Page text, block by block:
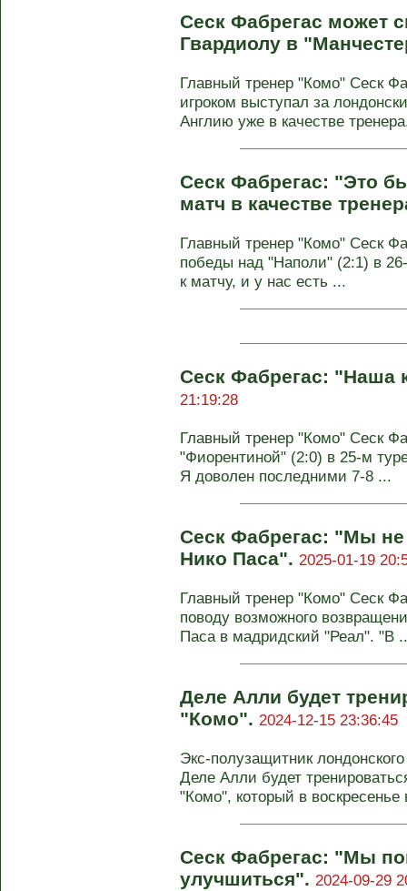
Сеск Фабрегас может
Гвардиолу в
Главный тренер "Комо" Сеск
игроком выступал за
Англию уже в качестве
Сеск Фабрегас: "Это
матч в качестве
Главный тренер "Комо" Сеск
победы над "Наполи" (2:1) в
к матчу, и у нас есть ...
Сеск Фабрегас: "Наша
21:19:28
Главный тренер "Комо" Сеск
"Фиорентиной" (2:0) в 25-м
Я доволен последними 7-8 ...
Сеск Фабрегас: "Мы
Нико Паса". 2025-01-19
Главный тренер "Комо" Сеск
поводу возможного
Паса в мадридский "Реал". "В
Деле Алли будет
"Комо". 2024-12-15 23:36:45
Экс-полузащитник
Деле Алли будет
"Комо", который в воскресенье
Сеск Фабрегас: "Мы
улучшиться". 2024-09-29